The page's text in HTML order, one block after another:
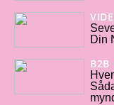
Din
B2B